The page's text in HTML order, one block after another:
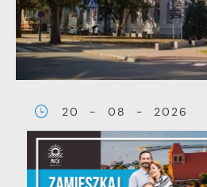
20 - 08 - 2026
Teatralne lato -
kolorowo